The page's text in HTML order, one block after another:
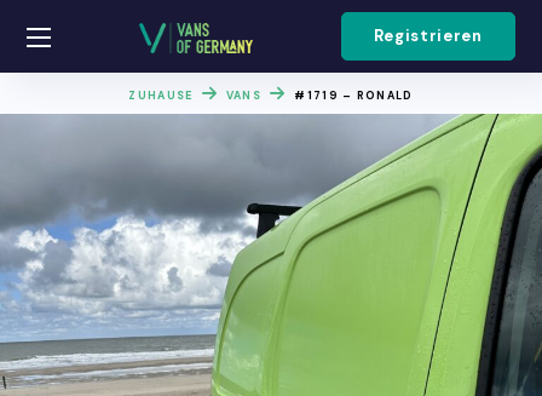
Registrieren
ZUHAUSE VANS #1719 – RONALD